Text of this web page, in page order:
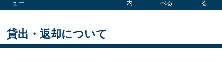
ュー
内
べる
る
貸出・返却について